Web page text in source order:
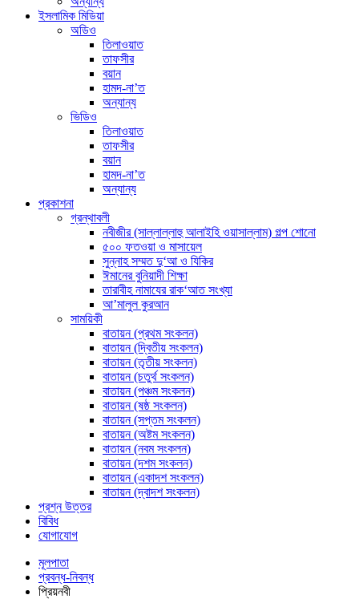
ইসলামিক মিডিয়া
অডিও
তিলাওয়াত
তাফসীর
বয়ান
হামদ-না’ত
অন্যান্য
ভিডিও
তিলাওয়াত
তাফসীর
বয়ান
হামদ-না’ত
অন্যান্য
প্রকাশনা
গ্রন্থাবলী
নবীজীর (সাল্লাল্লাহু আলাইহি ওয়াসাল্লাম) গল্প শোনো
৫০০ ফতওয়া ও মাসায়েল
সুন্নাহ সম্মত দু‘আ ও যিকির
ঈমানের বুনিয়াদী শিক্ষা
তারাবীহ নামাযের রাক‘আত সংখ্যা
আ’মালুল কুরআন
সাময়িকী
বাতায়ন (প্রথম সংকলন)
বাতায়ন (দ্বিতীয় সংকলন)
বাতায়ন (তৃতীয় সংকলন)
বাতায়ন (চতুর্থ সংকলন)
বাতায়ন (পঞ্চম সংকলন)
বাতায়ন (ষষ্ঠ সংকলন)
বাতায়ন (সপ্তম সংকলন)
বাতায়ন (অষ্টম সংকলন)
বাতায়ন (নবম সংকলন)
বাতায়ন (দশম সংকলন)
বাতায়ন (একাদশ সংকলন)
বাতায়ন (দ্বাদশ সংকলন)
প্রশ্ন উত্তর
বিবিধ
যোগাযোগ
মূলপাতা
প্রবন্ধ-নিবন্ধ
প্রিয়নবী